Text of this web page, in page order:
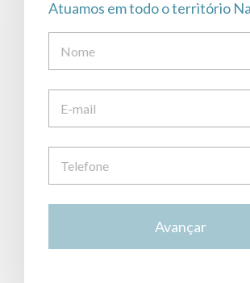
Atuamos em todo o território
Avançar